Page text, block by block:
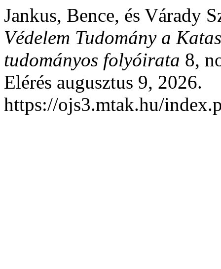
Jankus, Bence, és Várady
Védelem Tudomány a
tudományos folyóirata 8,
Elérés augusztus 9, 2026.
https://ojs3.mtak.hu/